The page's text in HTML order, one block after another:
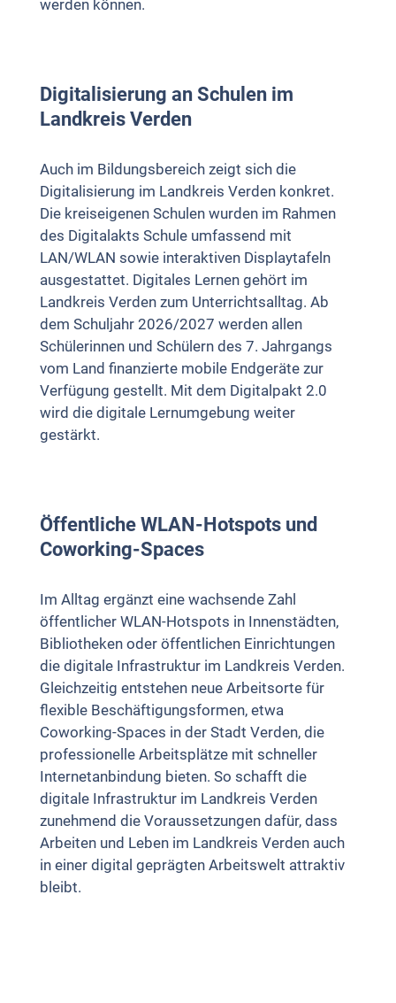
werden können.
Digitalisierung an Schulen im
Landkreis Verden
Auch im Bildungsbereich zeigt sich die
Digitalisierung im Landkreis Verden konkret.
Die kreiseigenen Schulen wurden im Rahmen
des Digitalakts Schule umfassend mit
LAN/WLAN sowie interaktiven Displaytafeln
ausgestattet. Digitales Lernen gehört im
Landkreis Verden zum Unterrichtsalltag. Ab
dem Schuljahr 2026/2027 werden allen
Schülerinnen und Schülern des 7. Jahrgangs
vom Land finanzierte mobile Endgeräte zur
Verfügung gestellt. Mit dem Digitalpakt 2.0
wird die digitale Lernumgebung weiter
gestärkt.
Öffentliche WLAN-Hotspots und
Coworking-Spaces
Im Alltag ergänzt eine wachsende Zahl
öffentlicher WLAN-Hotspots in Innenstädten,
Bibliotheken oder öffentlichen Einrichtungen
die digitale Infrastruktur im Landkreis Verden.
Gleichzeitig entstehen neue Arbeitsorte für
flexible Beschäftigungsformen, etwa
Coworking-Spaces in der Stadt Verden, die
professionelle Arbeitsplätze mit schneller
Internetanbindung bieten. So schafft die
digitale Infrastruktur im Landkreis Verden
zunehmend die Voraussetzungen dafür, dass
Arbeiten und Leben im Landkreis Verden auch
in einer digital geprägten Arbeitswelt attraktiv
bleibt.